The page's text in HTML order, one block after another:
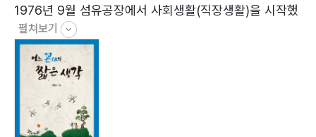
내일, 내년이 있다고 말하지 말라
휴브리스에 빠지지 말아야 한다
세잎크로버는 ‘행복’, 네잎은 ‘행운’
여걸 같은 삶을 산 할머니
내 인생은 부실공사가 아닌가?
연탄에 대한 추억
“기계값이 얼만지 아냐?”
1976년 9월 섬유공장에서 사회생활(직장생활)을 시작했
다. 그 후 재봉틀(미싱) 회사를 거쳐 1978년 2월 현대자
동차 울산공장에 들어갔다. 1998년 7월 퇴사했다가
2002년 4월에 재입사해 정년퇴직했다.
어줍잖은 글을 쓰게 된 것은 아들의 강요나 다름없는 권유
때문이었다. 남들처럼 많이 배우지도 못한 가방끈 짧은 사
람이 책을 낸다는 것이 좀 그랬던 것이다. 아들의 계속된
펼쳐보기